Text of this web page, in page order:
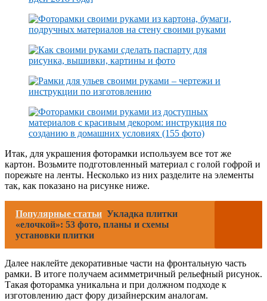
Итак, для украшения фоторамки используем все тот же
картон. Возьмите подготовленный материал с голой гофрой и
порежьте на ленты. Несколько из них разделите на элементы
так, как показано на рисунке ниже.
Популярные статьи Укладка плитки
«елочкой»: 53 фото, планы и схемы
установки плитки
Далее наклейте декоративные части на фронтальную часть
рамки. В итоге получаем асимметричный рельефный рисунок.
Такая фоторамка уникальна и при должном подходе к
изготовлению даст фору дизайнерским аналогам.